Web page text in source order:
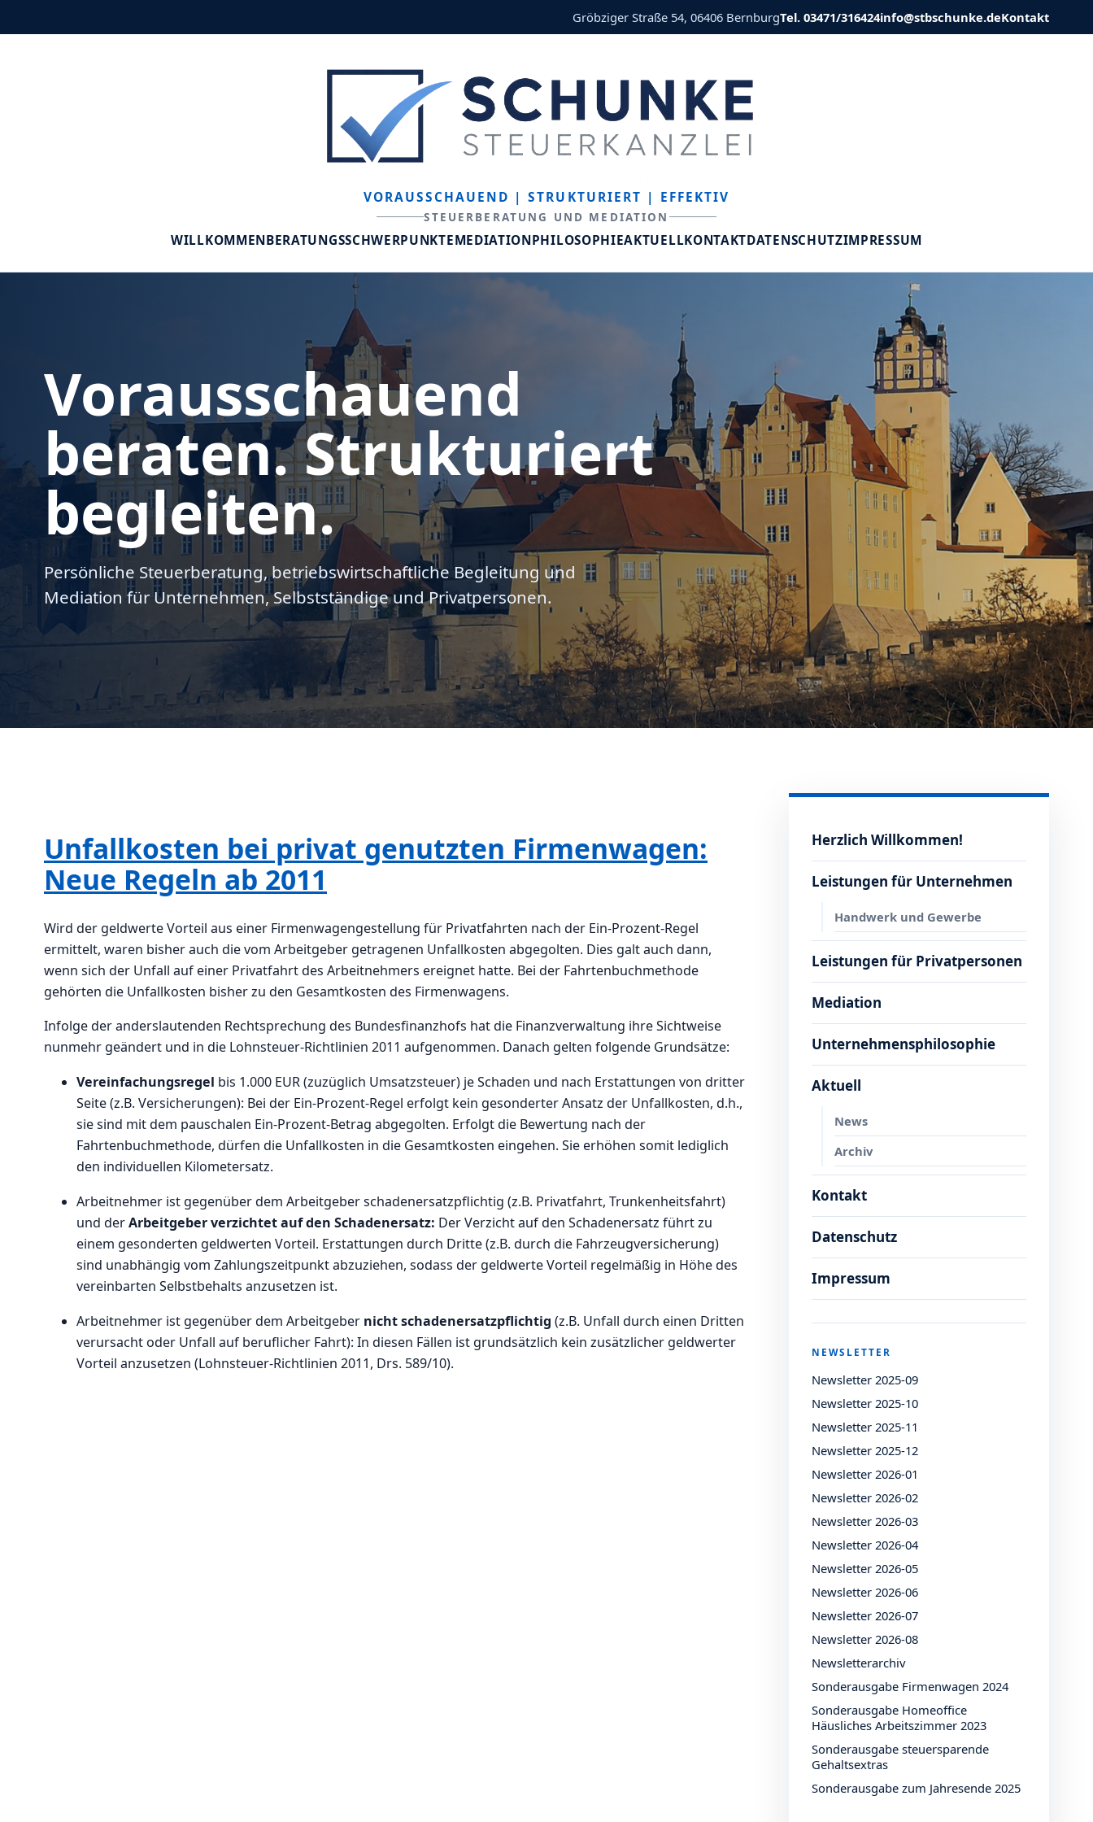
Gröbziger Straße 54, 06406 BernburgTel. 03471/316424info@stbschunke.deKontakt
VORAUSSCHAUEND | STRUKTURIERT | EFFEKTIV
STEUERBERATUNG UND MEDIATION
WILLKOMMENBERATUNGSSCHWERPUNKTEMEDIATIONPHILOSOPHIEAKTUELLKONTAKTDATENSCHUTZIMPRESSUM
Vorausschauend
beraten. Strukturiert
begleiten.
Persönliche Steuerberatung, betriebswirtschaftliche Begleitung und
Mediation für Unternehmen, Selbstständige und Privatpersonen.
Unfallkosten bei privat genutzten Firmenwagen:
Neue Regeln ab 2011
Wird der geldwerte Vorteil aus einer Firmenwagengestellung für Privatfahrten nach der Ein-Prozent-Regel
ermittelt, waren bisher auch die vom Arbeitgeber getragenen Unfallkosten abgegolten. Dies galt auch dann,
wenn sich der Unfall auf einer Privatfahrt des Arbeitnehmers ereignet hatte. Bei der Fahrtenbuchmethode
gehörten die Unfallkosten bisher zu den Gesamtkosten des Firmenwagens.
Infolge der anderslautenden Rechtsprechung des Bundesfinanzhofs hat die Finanzverwaltung ihre Sichtweise
nunmehr geändert und in die Lohnsteuer-Richtlinien 2011 aufgenommen. Danach gelten folgende Grundsätze:
Vereinfachungsregel bis 1.000 EUR (zuzüglich Umsatzsteuer) je Schaden und nach Erstattungen von dritter
Seite (z.B. Versicherungen): Bei der Ein-Prozent-Regel erfolgt kein gesonderter Ansatz der Unfallkosten, d.h.,
sie sind mit dem pauschalen Ein-Prozent-Betrag abgegolten. Erfolgt die Bewertung nach der
Fahrtenbuchmethode, dürfen die Unfallkosten in die Gesamtkosten eingehen. Sie erhöhen somit lediglich
den individuellen Kilometersatz.
Arbeitnehmer ist gegenüber dem Arbeitgeber schadenersatzpflichtig (z.B. Privatfahrt, Trunkenheitsfahrt)
und derArbeitgeber verzichtet auf den Schadenersatz: Der Verzicht auf den Schadenersatz führt zu
einem gesonderten geldwerten Vorteil. Erstattungen durch Dritte (z.B. durch die Fahrzeugversicherung)
sind unabhängig vom Zahlungszeitpunkt abzuziehen, sodass der geldwerte Vorteil regelmäßig in Höhe des
vereinbarten Selbstbehalts anzusetzen ist.
Arbeitnehmer ist gegenüber dem Arbeitgeber nicht schadenersatzpflichtig (z.B. Unfall durch einen Dritten
verursacht oder Unfall auf beruflicher Fahrt): In diesen Fällen ist grundsätzlich kein zusätzlicher geldwerter
Vorteil anzusetzen (Lohnsteuer-Richtlinien 2011, Drs. 589/10).
Herzlich Willkommen!
Leistungen für Unternehmen
Handwerk und Gewerbe
Leistungen für Privatpersonen
Mediation
Unternehmensphilosophie
Aktuell
News
Archiv
Kontakt
Datenschutz
Impressum
NEWSLETTER
Newsletter 2025-09
Newsletter 2025-10
Newsletter 2025-11
Newsletter 2025-12
Newsletter 2026-01
Newsletter 2026-02
Newsletter 2026-03
Newsletter 2026-04
Newsletter 2026-05
Newsletter 2026-06
Newsletter 2026-07
Newsletter 2026-08
Newsletterarchiv
Sonderausgabe Firmenwagen 2024
Sonderausgabe Homeoffice
Häusliches Arbeitszimmer 2023
Sonderausgabe steuersparende
Gehaltsextras
Sonderausgabe zum Jahresende 2025